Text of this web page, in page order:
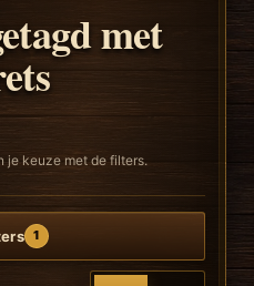
met
je keuze met de filters.
1